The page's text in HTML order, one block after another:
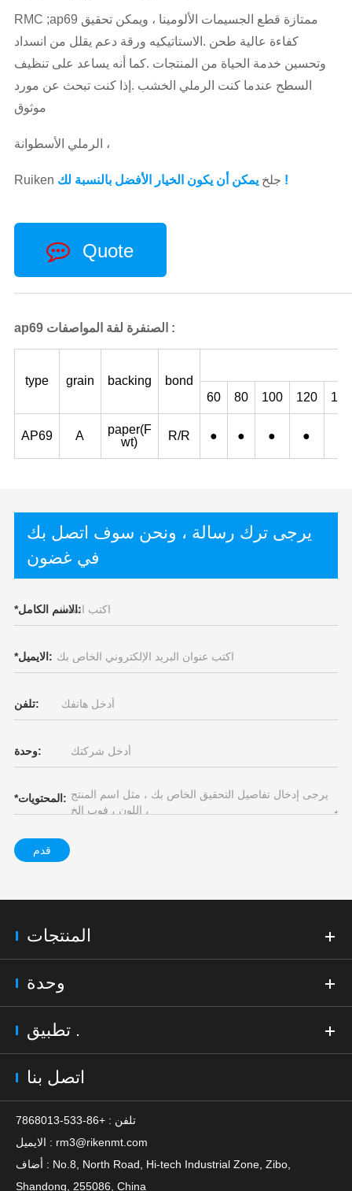
RMC ;ap69 ممتازة قطع الجسيمات الألومينا ، ويمكن تحقيق
كفاءة عالية طحن .الاستاتيكيه ورقة دعم يقلل من انسداد
وتحسين خدمة الحياة من المنتجات .كما أنه يساعد على تنظيف
السطح عندما كنت الرملي الخشب .إذا كنت تبحث عن مورد
موثوق
الرملي الأسطوانة ،
Ruiken جلخ يمكن أن يكون الخيار الأفضل بالنسبة لك !
Quote
ap69 الصنفرة لفة المواصفات :
type grain backing
bond
60
80 100 120 150
AP69 A
paper(F
wt)
R/R ● ● ● ●
يرجى ترك رسالة ، ونحن سوف اتصل بك
في غضون
* الاسم الكامل:
* الايميل:
تلفن:
وحدة:
* المحتويات:
قدم
المنتجات
وحدة
تطبيق .
اتصل بنا
تلفن : +86-533-7868013
الايميل : rm3@rikenmt.com
أضاف : No.8, North Road, Hi-tech Industrial Zone, Zibo,
Shandong, 255086, China